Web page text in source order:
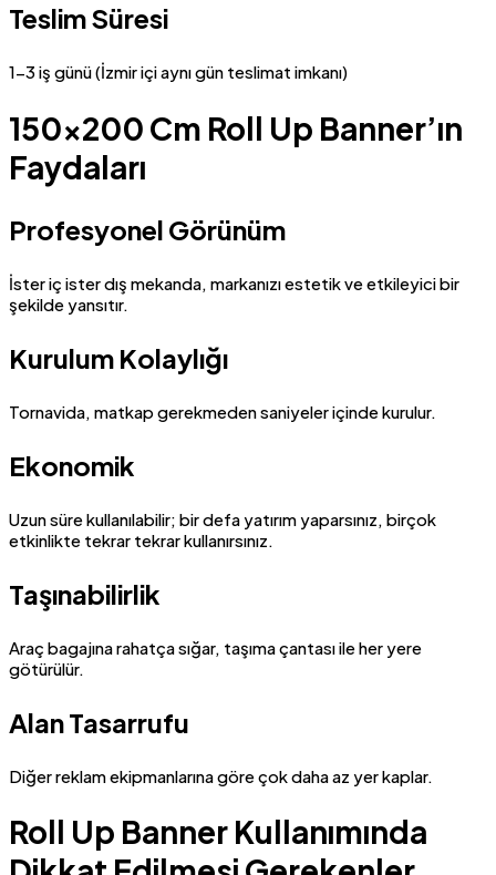
Teslim Süresi
1-3 iş günü (İzmir içi aynı gün teslimat imkanı)
150×200 Cm Roll Up Banner’ın
Faydaları
Profesyonel Görünüm
İster iç ister dış mekanda, markanızı estetik ve etkileyici bir
şekilde yansıtır.
Kurulum Kolaylığı
Tornavida, matkap gerekmeden saniyeler içinde kurulur.
Ekonomik
Uzun süre kullanılabilir; bir defa yatırım yaparsınız, birçok
etkinlikte tekrar tekrar kullanırsınız.
Taşınabilirlik
Araç bagajına rahatça sığar, taşıma çantası ile her yere
götürülür.
Alan Tasarrufu
Diğer reklam ekipmanlarına göre çok daha az yer kaplar.
Roll Up Banner Kullanımında